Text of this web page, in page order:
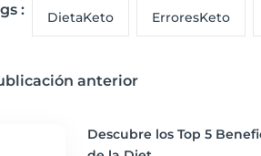
: DietaKeto ErroresKeto
anterior
Descubre los Top 5